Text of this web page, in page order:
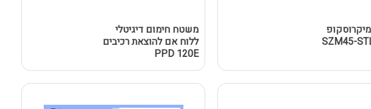
SZM45-
משטח חימום דיגיטלי
ללוח אם להוצאת רכיבים
PPD 120E